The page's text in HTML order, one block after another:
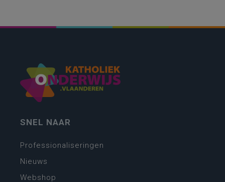
SNEL NAAR
Professionaliseringen
Nieuws
Webshop